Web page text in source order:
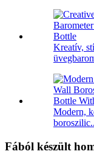
Kreatív,
Modern,
Fából készült